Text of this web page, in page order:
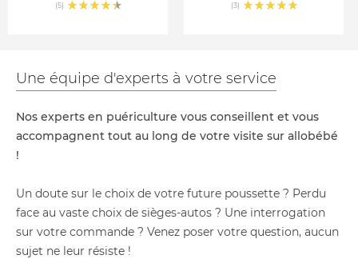
(5) (3)
Une équipe d'experts à votre service
Nos experts en puériculture vous conseillent et vous
accompagnent tout au long de votre visite sur allobébé
!
Un doute sur le choix de votre future poussette ? Perdu
face au vaste choix de sièges-autos ? Une interrogation
sur votre commande ? Venez poser votre question, aucun
sujet ne leur résiste !